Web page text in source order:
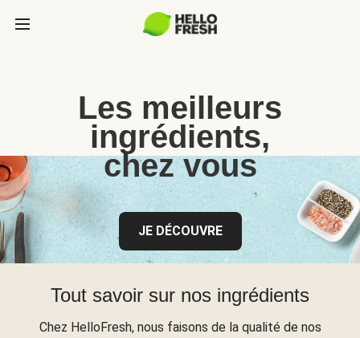
Les meilleurs
ingrédients,
chez vous
JE DÉCOUVRE
Tout savoir sur nos ingrédients
Chez HelloFresh, nous faisons de la qualité de nos